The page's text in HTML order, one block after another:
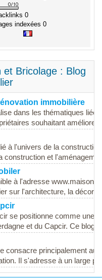
0
indexées 0
et Bricolage : Blog
immobilière
dans les thématiques
souhaitant améliorer
à l'univers de la
construction et
à l'adresse
sur l'architecture, la
se positionne comme une
et du Capcir. Ce blog
consacre principalement
Il s'adresse à un large